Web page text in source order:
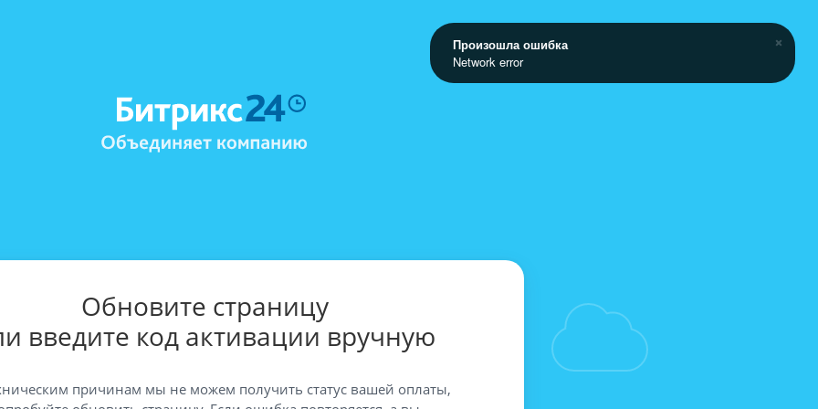
Обновите страницу
введите код активации вручную
причинам мы не можем получить статус вашей оплаты,
Произошла ошибка
Network error